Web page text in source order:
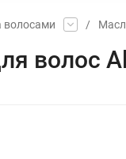
волосами /
волос